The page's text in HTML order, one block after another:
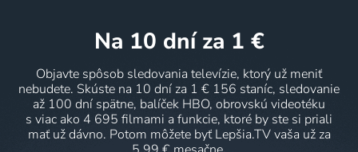
na 10 dní za 1 €
Objavte spôsob sledovania televízie, ktorý už meniť
nebudete. Skúste na 10 dní za 1 € 156 staníc, sledovanie
až 100 dní spätne, balíček HBO, obrovskú videotéku
s viac ako 4 695 filmami a funkcie, ktoré by ste si priali
mať už dávno. Potom môžete byť Lepšia.TV vaša už za